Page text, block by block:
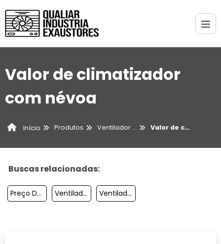
Valor de climatizador
com névoa
Início Produtos Ventilador Industrial Valor de climatizador com névoa
Buscas relacionadas:
Preço De Climatizador Com Névoa Ventilador De Parede Com Climatizador Ventilador Industrial Com água